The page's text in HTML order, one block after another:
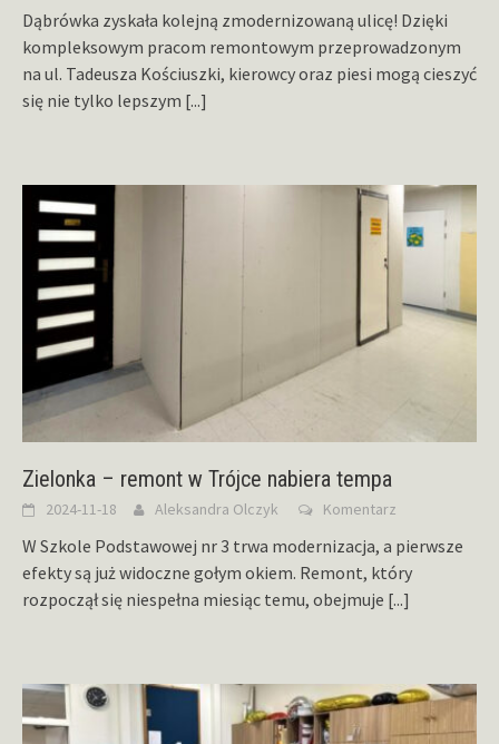
Dąbrówka zyskała kolejną zmodernizowaną ulicę! Dzięki
kompleksowym pracom remontowym przeprowadzonym
na ul. Tadeusza Kościuszki, kierowcy oraz piesi mogą cieszyć
się nie tylko lepszym [...]
Zielonka – remont w Trójce nabiera tempa
2024-11-18 Aleksandra Olczyk Komentarz
W Szkole Podstawowej nr 3 trwa modernizacja, a pierwsze
efekty są już widoczne gołym okiem. Remont, który
rozpoczął się niespełna miesiąc temu, obejmuje [...]